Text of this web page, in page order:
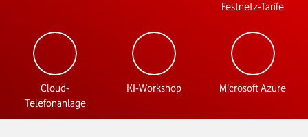
Festnetz-Tarife
Cloud-
Telefonanlage
KI-Workshop Microsoft Azure